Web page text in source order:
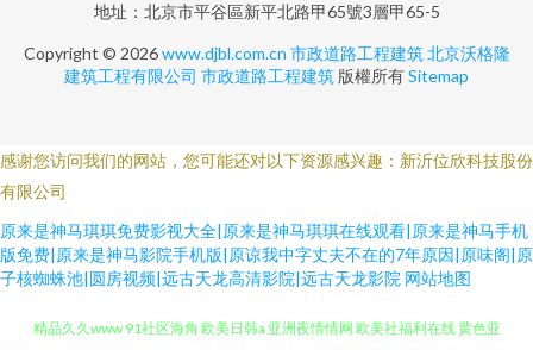
地址：北京市平谷區新平北路甲65號3層甲65-5
Copyright © 2026www.djbl.com.cn 市政道路工程建筑 北京沃格隆
建筑工程有限公司 市政道路工程建筑 版權所有Sitemap
感谢您访问我们的网站，您可能还对以下资源感兴趣：新沂位欣科技股份
有限公司
原来是神马琪琪免费影视大全|原来是神马琪琪在线观看|原来是神马手机
版免费|原来是神马影院手机版|原谅我中字丈夫不在的7年原因|原味阁|原
子核蜘蛛池|圆房视频|远古天龙高清影院|远古天龙影院 网站地图